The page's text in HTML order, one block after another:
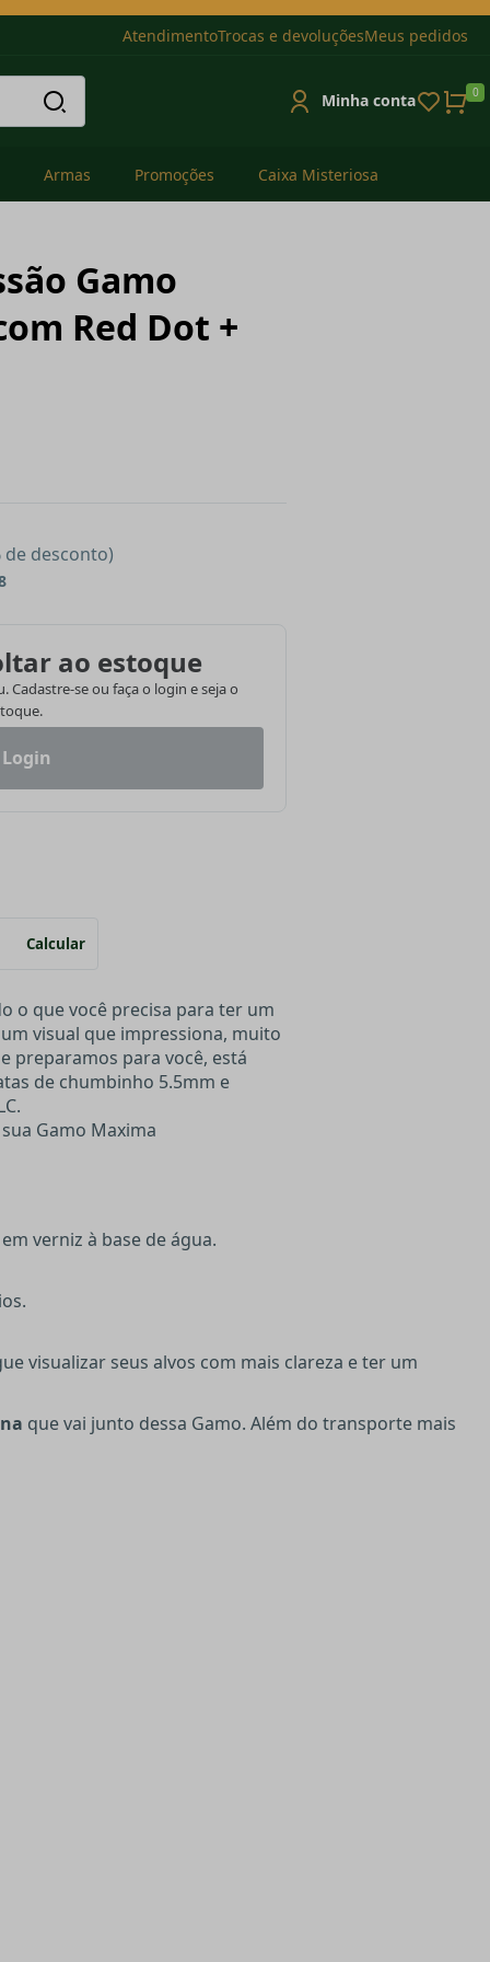
AtendimentoTrocas e devoluçõesMeus pedidos
Minha conta 0
Armas Promoções Caixa Misteriosa
Gamo
Red Dot +
de desconto)
ao estoque
se ou faça o login e seja o
Calcular
o que você precisa para ter um
visual que impressiona, muito
preparamos para você, está
de chumbinho 5.5mm e
Gamo Maxima
verniz à base de água.
visualizar seus alvos com mais clareza e ter um
que vai junto dessa Gamo. Além do transporte mais